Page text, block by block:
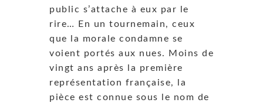
public s’attache à eux par le
rire… En un tournemain, ceux
que la morale condamne se
voient portés aux nues. Moins de
vingt ans après la première
représentation française, la
pièce est connue sous le nom de